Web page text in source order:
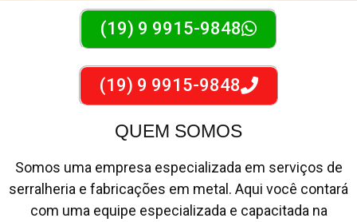
(19) 9 9915-9848
(19) 9 9915-9848
QUEM SOMOS
Somos uma empresa especializada em serviços de
serralheria e fabricações em metal. Aqui você contará
com uma equipe especializada e capacitada na